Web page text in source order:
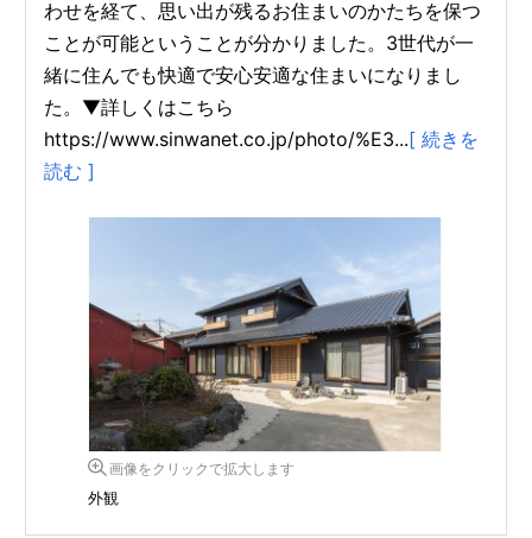
わせを経て、思い出が残るお住まいのかたちを保つ
ことが可能ということが分かりました。3世代が一
緒に住んでも快適で安心安適な住まいになりまし
た。▼詳しくはこちら
https://www.sinwanet.co.jp/photo/%E3...[ 続きを
読む ]
画像をクリックで拡大します
外観